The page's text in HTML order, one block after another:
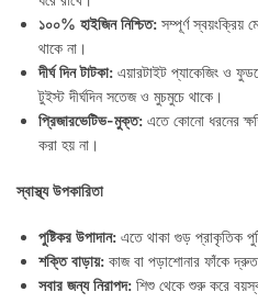
১০০% হাইজিন নিশ্চিত: সম্পূর্ণ স্বয়ংক্রিয়
থাকে না।
দীর্ঘ দিন টাটকা: এয়ারটাইট প্যাকেজিং ও
টুইস্ট দীর্ঘদিন সতেজ ও মুচমুচে থাকে।
প্রিজারভেটিভ-মুক্ত: এতে কোনো ধরনের
করা হয় না।
স্বাস্থ্য উপকারিতা
পুষ্টিকর উপাদান: এতে থাকা গুড় প্রাকৃতিক
শক্তি বাড়ায়: কাজ বা পড়াশোনার ফাঁকে দ্রুত
সবার জন্য নিরাপদ: শিশু থেকে শুরু করে